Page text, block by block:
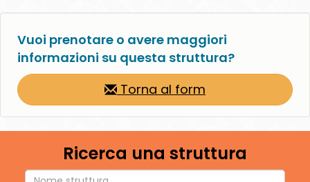
Vuoi prenotare o avere maggiori
informazioni su questa struttura?
Torna al form
Ricerca una struttura